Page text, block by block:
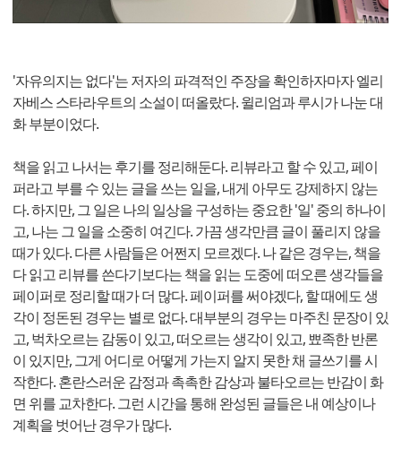
​'자유의지는 없다'는 저자의 파격적인 주장을 확인하자마자 엘리
자베스 스타라우트의 소설이 떠올랐다. 윌리엄과 루시가 나눈 대
화 부분이었다.
책을 읽고 나서는 후기를 정리해둔다. 리뷰라고 할 수 있고, 페이
퍼라고 부를 수 있는 글을 쓰는 일을, 내게 아무도 강제하지 않는
다. 하지만, 그 일은 나의 일상을 구성하는 중요한 '일' 중의 하나이
고, 나는 그 일을 소중히 여긴다. 가끔 생각만큼 글이 풀리지 않을
때가 있다. 다른 사람들은 어쩐지 모르겠다. 나 같은 경우는, 책을
다 읽고 리뷰를 쓴다기보다는 책을 읽는 도중에 떠오른 생각들을
페이퍼로 정리할 때가 더 많다. 페이퍼를 써야겠다, 할 때에도 생
각이 정돈된 경우는 별로 없다. 대부분의 경우는 마주친 문장이 있
고, 벅차오르는 감동이 있고, 떠오르는 생각이 있고, 뾰족한 반론
이 있지만, 그게 어디로 어떻게 가는지 알지 못한 채 글쓰기를 시
작한다. 혼란스러운 감정과 촉촉한 감상과 불타오르는 반감이 화
면 위를 교차한다. 그런 시간을 통해 완성된 글들은 내 예상이나
계획을 벗어난 경우가 많다.